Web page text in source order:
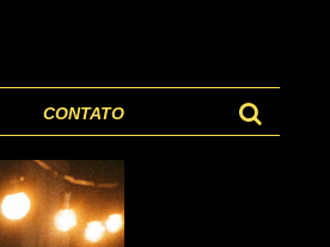
CONTATO